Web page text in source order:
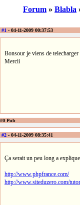
Forum » Blabla
#1 - 04-11-2009 00:37:53
Bonsour je viens de
Mercii
#0 Pub
#2 - 04-11-2009 08:35:41
Ça serait un peu long a
http://www.phpfrance.com/
http://www.siteduzero.com/